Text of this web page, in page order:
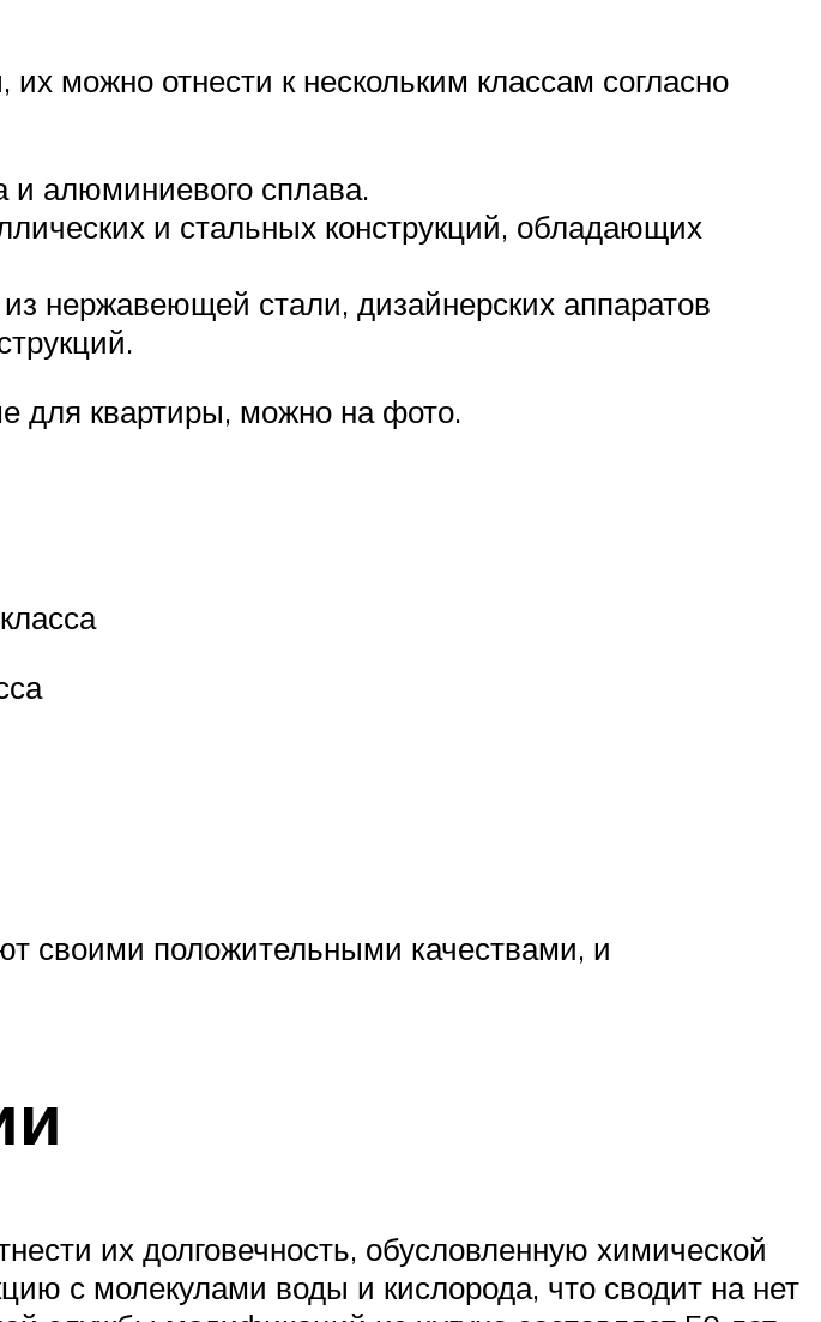
можно отнести к нескольким классам согласно
и алюминиевого сплава.
и стальных конструкций, обладающих
нержавеющей стали, дизайнерских аппаратов
для квартиры, можно на фото.
своими положительными качествами, и
их долговечность, обусловленную химической
с молекулами воды и кислорода, что сводит на нет